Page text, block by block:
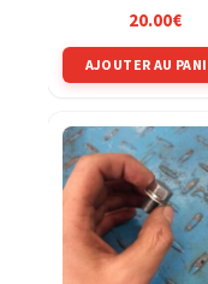
20.00€
AJOUTER AU